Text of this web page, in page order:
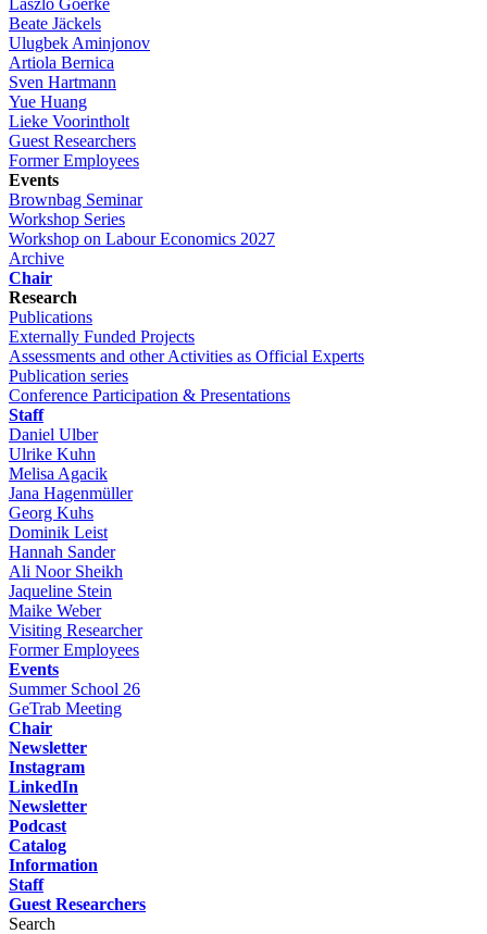
Laszlo Goerke
Beate Jäckels
Ulugbek Aminjonov
Artiola Bernica
Sven Hartmann
Yue Huang
Lieke Voorintholt
Guest Researchers
Former Employees
Events
Brownbag Seminar
Workshop Series
Workshop on Labour Economics 2027
Archive
Chair
Research
Publications
Externally Funded Projects
Assessments and other Activities as Official Experts
Publication series
Conference Participation & Presentations
Staff
Daniel Ulber
Ulrike Kuhn
Melisa Agacik
Jana Hagenmüller
Georg Kuhs
Dominik Leist
Hannah Sander
Ali Noor Sheikh
Jaqueline Stein
Maike Weber
Visiting Researcher
Former Employees
Events
Summer School 26
GeTrab Meeting
Chair
Newsletter
Instagram
LinkedIn
Newsletter
Podcast
Catalog
Information
Staff
Guest Researchers
Search